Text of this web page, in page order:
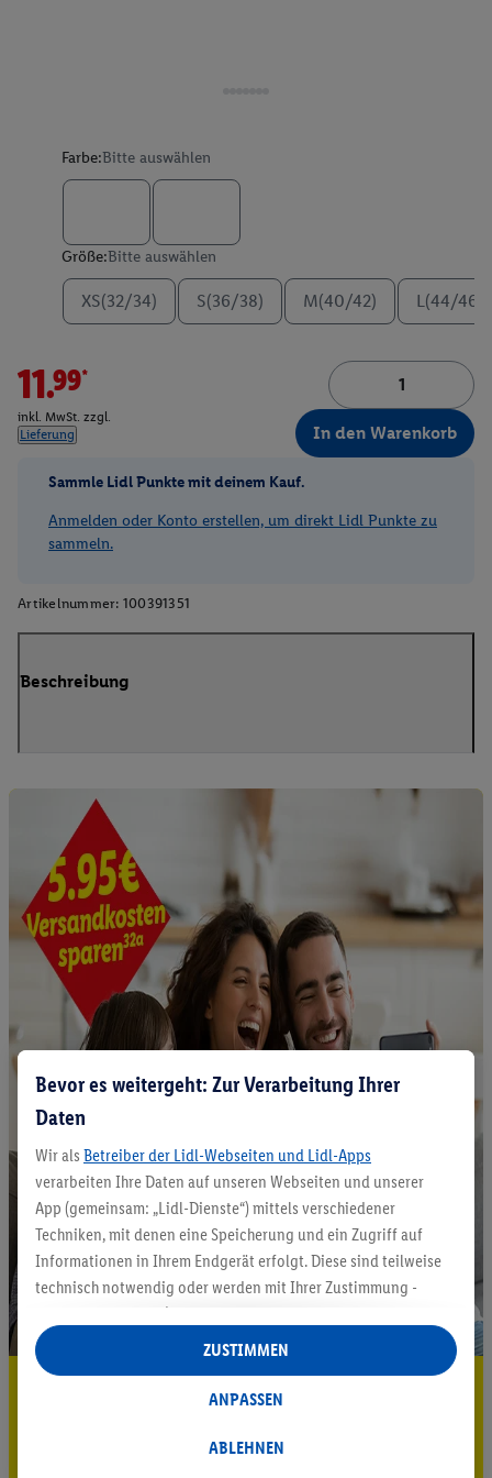
Farbe:Bitte auswählen
Größe:Bitte auswählen
XS(32/34) S(36/38) M(40/42) L(44/46)
11.99*
inkl. MwSt. zzgl.
Lieferung
In den Warenkorb
Sammle Lidl Punkte mit deinem Kauf.
Anmelden oder Konto erstellen, um direkt Lidl Punkte zu
sammeln.
Artikelnummer: 100391351
Beschreibung
5.95 € Versand sparen³²ᵃ
Bevor es weitergeht: Zur Verarbeitung Ihrer
Daten
Wir als Betreiber der Lidl-Webseiten und Lidl-Apps
verarbeiten Ihre Daten auf unseren Webseiten und unserer
App (gemeinsam: „Lidl-Dienste“) mittels verschiedener
Techniken, mit denen eine Speicherung und ein Zugriff auf
Informationen in Ihrem Endgerät erfolgt. Diese sind teilweise
technisch notwendig oder werden mit Ihrer Zustimmung -
auch durch Partner (u.a.
Verantwortliche; im Zusammenhang mit dem IAB TCF
insgesamt
Statistik-Erstellung oder für personalisierte Werbung
Datenverarbeitungen für personalisierte Werbung werden
ABLEHNEN
ANPASSEN
ZUSTIMMEN